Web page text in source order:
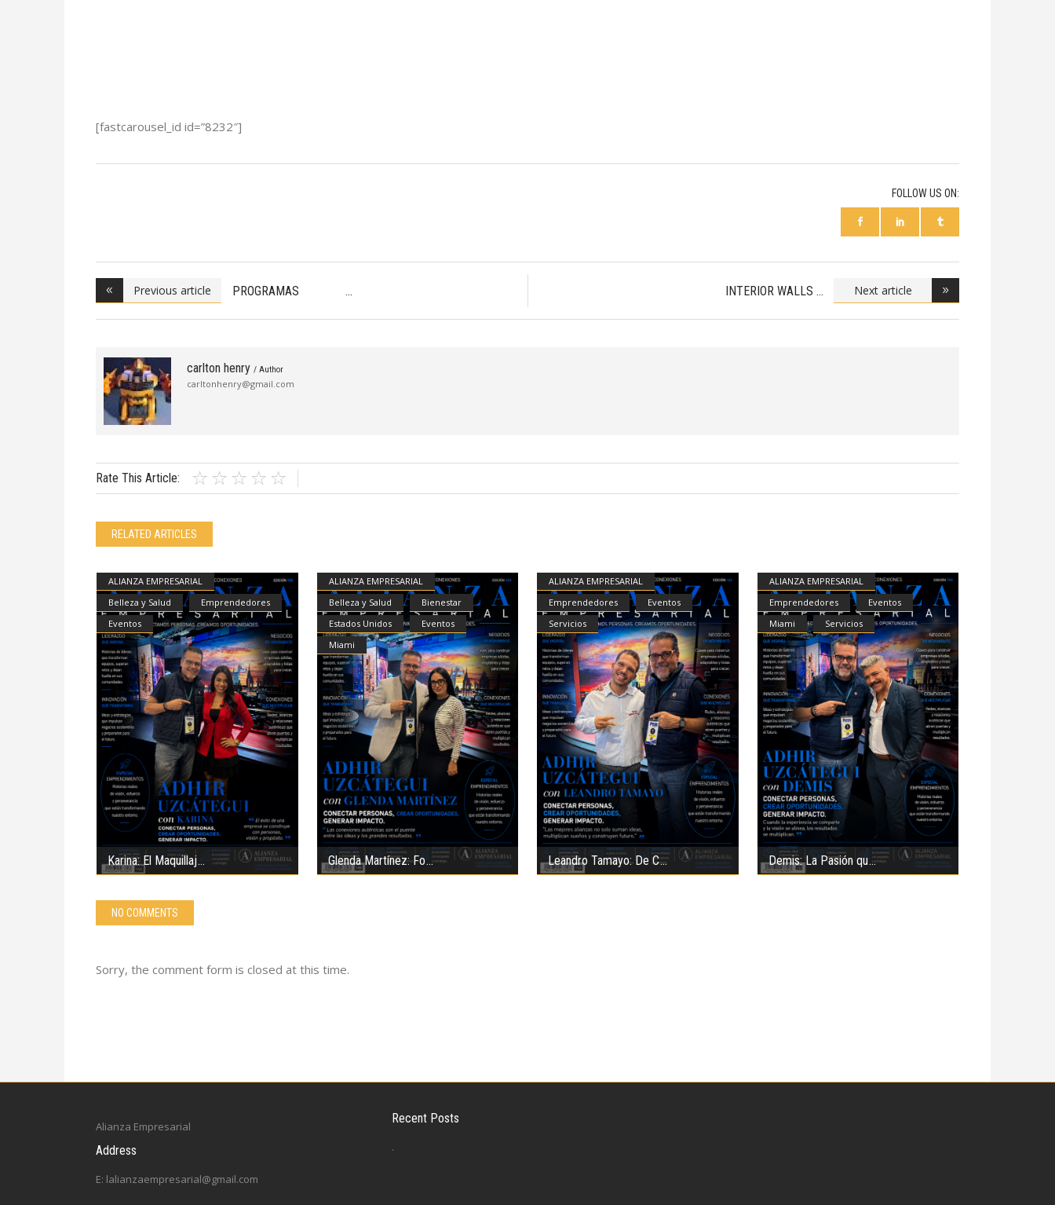
[fastcarousel_id id=”8232″]
FOLLOW US ON:
Previous article
PROGRAMAS
INTERIOR WALLS
Next article
carlton henry / Author
carltonhenry@gmail.com
Rate This Article:
RELATED ARTICLES
ALIANZA EMPRESARIAL
Belleza y Salud
Emprendedores
Eventos
Karina: El Maquillaj
ALIANZA EMPRESARIAL
Belleza y Salud
Bienestar
Estados Unidos
Eventos
Miami
Glenda Martínez: Fo
ALIANZA EMPRESARIAL
Emprendedores
Eventos
Servicios
Leandro Tamayo: De C
ALIANZA EMPRESARIAL
Emprendedores
Eventos
Miami
Servicios
Demis: La Pasión qu
NO COMMENTS
Sorry, the comment form is closed at this time.
Alianza Empresarial
Address
E: lalianzaempresarial@gmail.com
Recent Posts
.